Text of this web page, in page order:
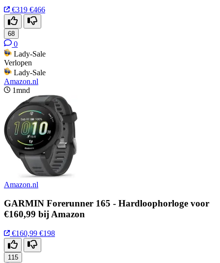
€319 €466
68
0
Lady-Sale
Verlopen
Lady-Sale
Amazon.nl
1mnd
Amazon.nl
GARMIN Forerunner 165 - Hardloophorloge voor
€160,99 bij Amazon
€160,99 €198
115